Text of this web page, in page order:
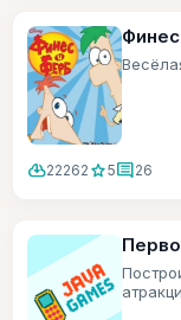
cloud_download22262 star5comment26